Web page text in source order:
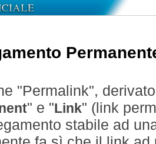
"Permalink",
" e " Link" (link
stabile ad